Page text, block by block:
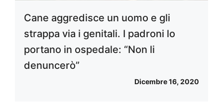
Cane aggredisce un uomo e gli
strappa via i genitali. I padroni lo
portano in ospedale: “Non li
denuncerò”
Dicembre 16, 2020